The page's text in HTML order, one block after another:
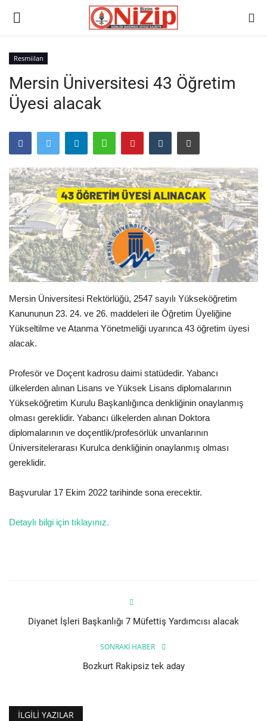
Ana
GÜNDEM
Gazete
Asayiş
Ulusalhaber
Siyaset
Ekonomi
Spor
SAĞLIK
Resmiilan
Gaziantep..
Resmiilan
Mersin Üniversitesi 43 Öğretim
Üyesi alacak
Mersin Üniversitesi Rektörlüğü, 2547 sayılı Yükseköğretim
Kanununun 23. 24. ve 26. maddeleri ile Öğretim Üyeliğine
Yükseltilme ve Atanma Yönetmeliği uyarınca 43 öğretim üyesi
alacak.
Profesör ve Doçent kadrosu daimi statüdedir. Yabancı
ülkelerden alınan Lisans ve Yüksek Lisans diplomalarının
Yükseköğretim Kurulu Başkanlığınca denkliğinin onaylanmış
olması gereklidir. Yabancı ülkelerden alınan Doktora
diplomalarının ve doçentlik/profesörlük unvanlarının
Üniversitelerarası Kurulca denkliğinin onaylanmış olması
gereklidir.
Başvurular 17 Ekim 2022 tarihinde sona erecektir.
Detaylı bilgi için tıklayınız.
Diyanet İşleri Başkanlığı 7 Müfettiş Yardımcısı alacak
SONRAKI HABER
Bozkurt Rakipsiz tek aday
İLGILI YAZILAR